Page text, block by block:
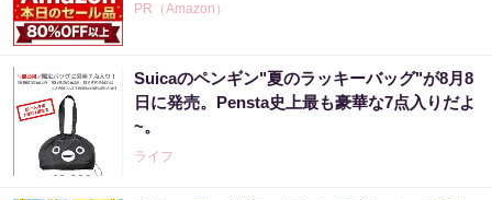
PR（Amazon）
宝くじ当たる人は“たまたま”じゃない?!
Suicaのペンギン"夏のラッキーバッグ"が8月8
日に発売。Pensta史上最も豪華な7点入りだよ
~。
ライフ